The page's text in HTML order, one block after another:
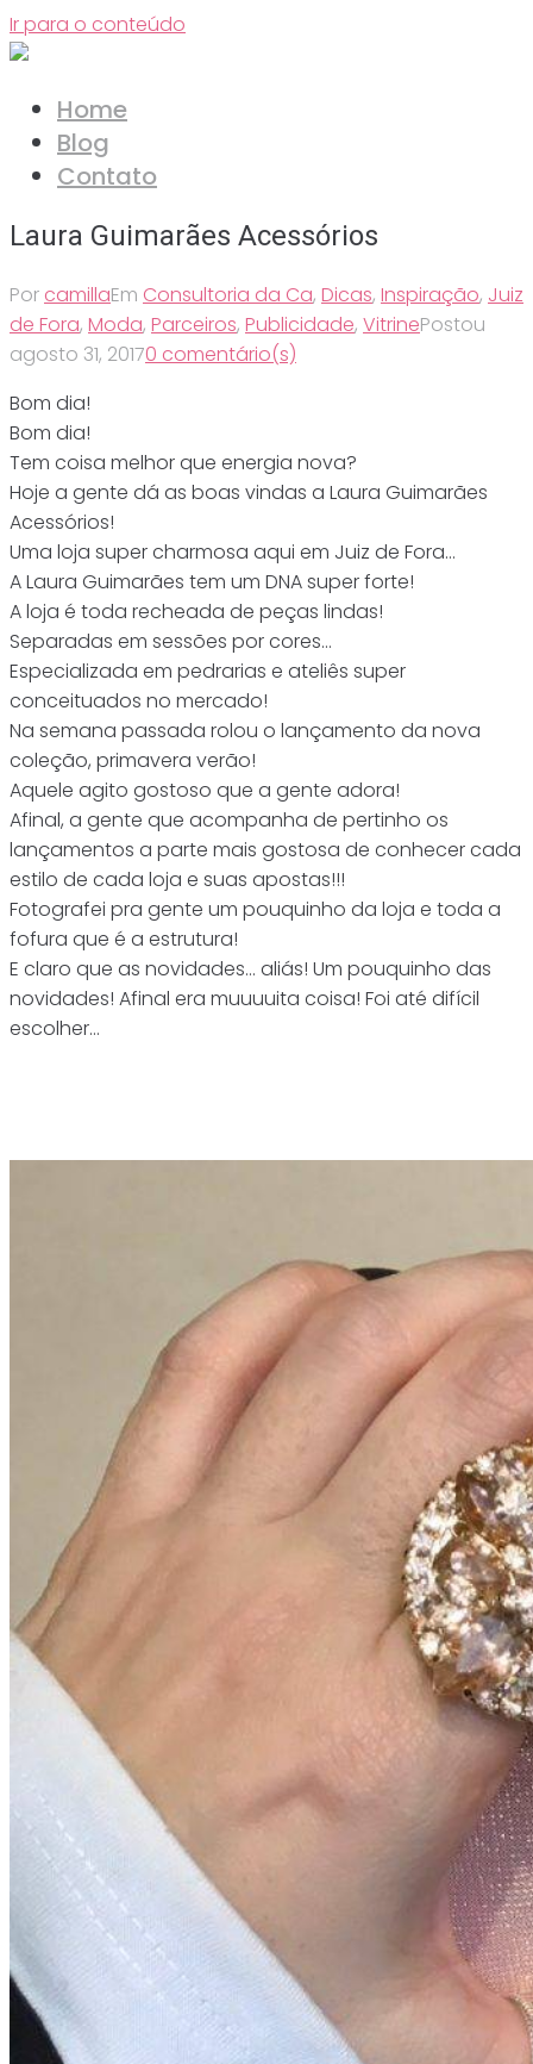
Ir para o conteúdo
Home
Blog
Contato
Laura Guimarães Acessórios
Por camillaEm Consultoria da Ca, Dicas, Inspiração, Juiz
de Fora, Moda, Parceiros, Publicidade, VitrinePostou
agosto 31, 20170 comentário(s)
Bom dia!
Bom dia!
Tem coisa melhor que energia nova?
Hoje a gente dá as boas vindas a Laura Guimarães
Acessórios!
Uma loja super charmosa aqui em Juiz de Fora…
A Laura Guimarães tem um DNA super forte!
A loja é toda recheada de peças lindas!
Separadas em sessões por cores…
Especializada em pedrarias e ateliês super
conceituados no mercado!
Na semana passada rolou o lançamento da nova
coleção, primavera verão!
Aquele agito gostoso que a gente adora!
Afinal, a gente que acompanha de pertinho os
lançamentos a parte mais gostosa de conhecer cada
estilo de cada loja e suas apostas!!!
Fotografei pra gente um pouquinho da loja e toda a
fofura que é a estrutura!
E claro que as novidades… aliás! Um pouquinho das
novidades! Afinal era muuuuita coisa! Foi até difícil
escolher…